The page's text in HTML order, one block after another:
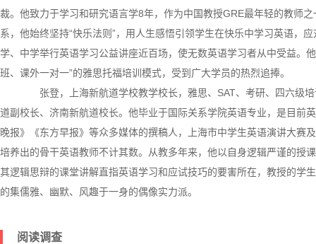
裁。他致力于学习和研究语言学8年，作为中国教授GRE最年轻的教师
系，他始终坚持“快乐法则”，用人生感悟引领学生在快乐中学习英语，
学、中学举行英语学习公益讲座近百场，使无数英语学习者从中受益。
班、课外一对一”的雅思托福培训模式，受到广大学员的热烈追捧。
张登，上海新航道学校教学校长，雅思、SAT、考研、四六级
道副校长、济南新航道校长。他毕业于国际关系学院英语专业，是目前
晚报》《东方早报》等众多媒体的撰稿人，上海市中学生英语演讲大赛
培养出的骨干英语教师不计其数。从教多年来，他以自身逻辑严谨的授
其逻辑思辩的课堂讲解直指英语学习和应试技巧的要害所在，教授的学
的集儒雅、幽默、风趣于一身的偶像实力派。
阅读调查